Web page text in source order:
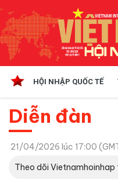
HỘI NHẬP QUỐC TẾ
Diễn đàn
21/04/2026 lúc 17:00
Theo dõi Vietnamhoinhap